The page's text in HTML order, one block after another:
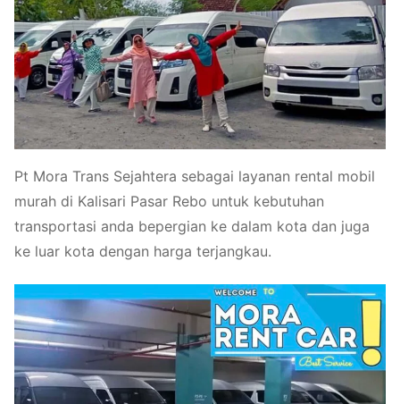
Pt Mora Trans Sejahtera sebagai layanan rental mobil
murah di Kalisari Pasar Rebo untuk kebutuhan
transportasi anda bepergian ke dalam kota dan juga
ke luar kota dengan harga terjangkau.